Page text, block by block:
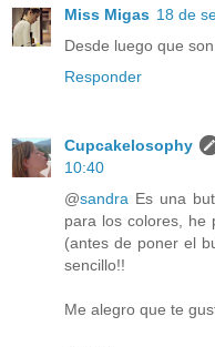
Miss Migas 18 de
Desde luego que
Responder
Cupcakelosophy
10:40
@sandra Es una
para los colores, he
(antes de poner el
sencillo!!
Me alegro que te